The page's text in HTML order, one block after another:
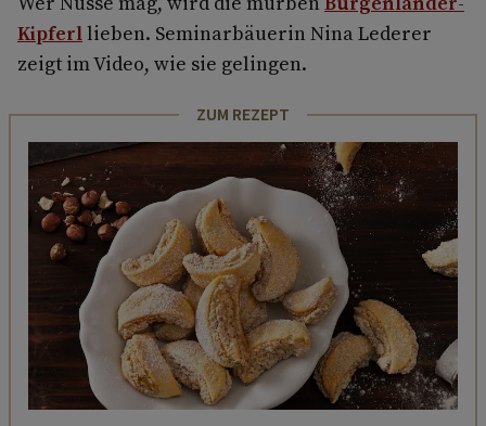
Kipferllieben. Seminarbäuerin Nina Lederer
zeigt im Video, wie sie gelingen.
ZUM REZEPT